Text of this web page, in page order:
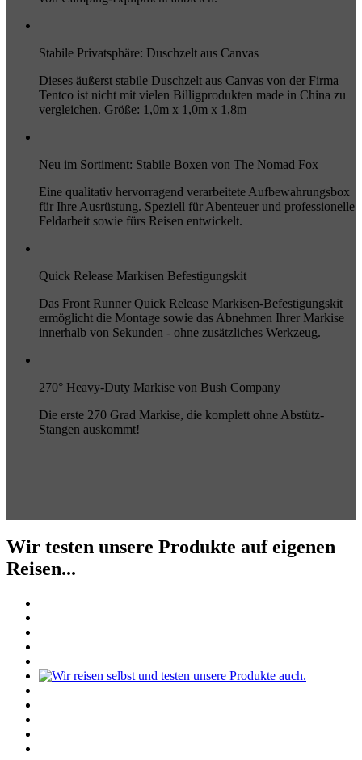
Stabile Privatsphäre: Duschzelt aus Canvas
Dieses äußerst stabile Duschzelt aus Canvas von der Firma
Tentco ist nicht mit vielen Billigprodukten made in China zu
vergleichen. Größe: 1,0m x 1,0m x 1,8m
Neu im Sortiment: Stabile Boxen von The Nomad Fox
Eine qualitativ hervorragend verarbeitete Aufbewahrungsbox
für Ihre Ausrüstung. Speziell für Abenteuer und professionelle
Feldarbeit sowie fürs Reisen entwickelt.
Quick Release Markisen Befestigungskit
Das Front Runner Quick Release Markisen-Befestigungskit
ermöglicht die Montage sowie das Abnehmen Ihrer Markise
innerhalb von Sekunden - ohne zusätzliches Werkzeug.
270° Heavy-Duty Markise von Bush Company
Die erste 270 Grad Markise, die komplett ohne Abstütz-
Stangen auskommt!
Wir testen unsere Produkte auf eigenen
Reisen...